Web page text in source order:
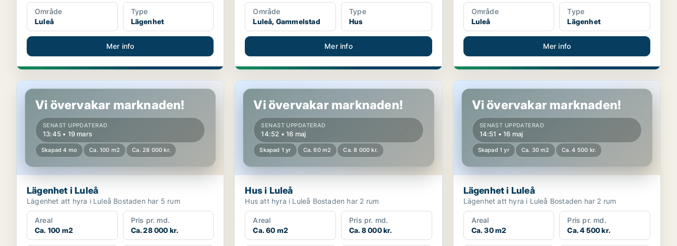
Område
Luleå
Type
Lägenhet
Mer info
Område
Luleå, Gammelstad
Type
Hus
Mer info
Område
Luleå
Type
Lägenhet
Mer info
Lägenhet i Luleå
Vi övervakar marknaden!
SENAST UPPDATERAD
13:45 • 19 mars
Skapad 4 mo Ca. 100 m2 Ca. 28 000 kr.
Lägenhet i Luleå
Lägenhet att hyra i Luleå Bostaden har 5 rum
Areal
Ca. 100 m2
Pris pr. md.
Ca. 28 000 kr.
Hus i Luleå
Vi övervakar marknaden!
SENAST UPPDATERAD
14:52 • 16 maj
Skapad 1 yr Ca. 60 m2 Ca. 8 000 kr.
Hus i Luleå
Hus att hyra i Luleå Bostaden har 2 rum
Areal
Ca. 60 m2
Pris pr. md.
Ca. 8 000 kr.
Lägenhet i Luleå
Vi övervakar marknaden!
SENAST UPPDATERAD
14:51 • 16 maj
Skapad 1 yr Ca. 30 m2 Ca. 4 500 kr.
Lägenhet i Luleå
Lägenhet att hyra i Luleå Bostaden har 2 rum
Areal
Ca. 30 m2
Pris pr. md.
Ca. 4 500 kr.